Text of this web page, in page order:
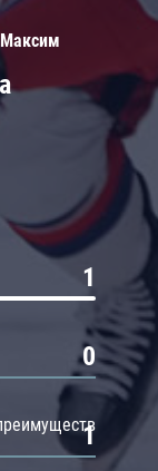
1
0
1
Максим